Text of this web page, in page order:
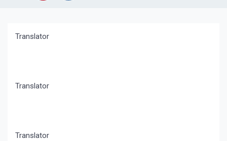
Translator
Translator
Translator